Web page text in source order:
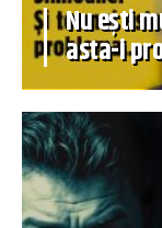
Nu ești
asta-i